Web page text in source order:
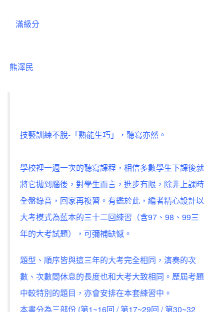
滿級分
熊澤民
技藝訓練不脫-「熟能生巧」，聽寫亦然。
學校裡一週一次的聽寫課程，相信多數學生下課後就
將它拋到腦後，對學生而言，進步有限，除非上課時
全盤錄音，回家再複習。有鑑於此，編者精心設計以
大考模式為藍本的三十二回練習（含97、98、99三
年的大考試題），可彌補缺憾。
題型、順序皆與這三年的大考完全相同，演奏的次
數、次數間休息的長度也和大考大致相同。歷屆考題
中較特別的題目，亦會安排在本套練習中。
本書分為三部份 (第1~16回 / 第17~29回 / 第30~32